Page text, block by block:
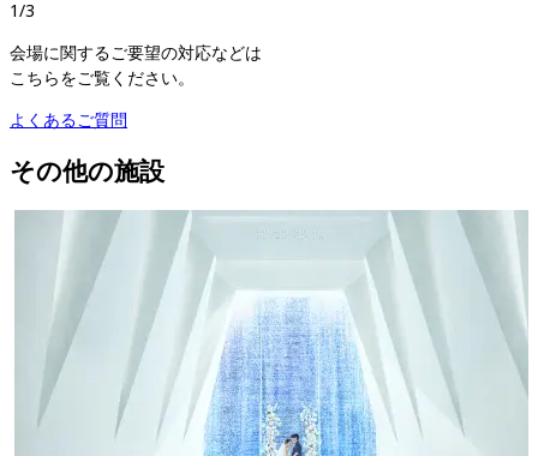
1/3
会場に関するご要望の対応などは
こちらをご覧ください。
よくあるご質問
その他の施設